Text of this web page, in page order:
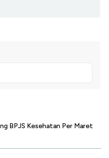
BPJS Kesehatan Per Maret